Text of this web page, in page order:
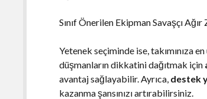
Sınıf Önerilen Ekipman Savaşçı
Yetenek seçiminde ise, takımınıza
düşmanların dikkatini dağıtmak için
avantaj sağlayabilir. Ayrıca, destek
kazanma şansınızı artırabilirsiniz.